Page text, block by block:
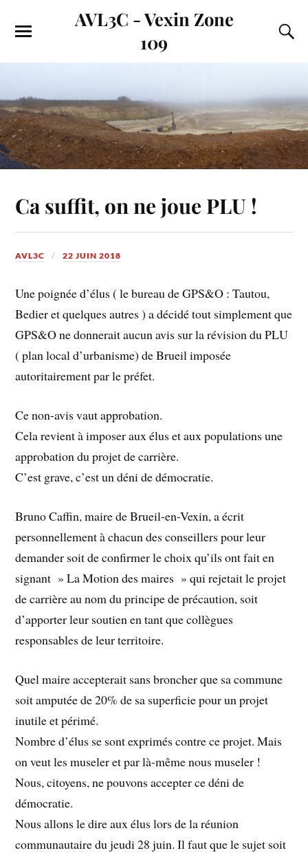
AVL3C - Vexin Zone
109
Ca suffit, on ne joue PLU !
AVL3C 22 JUIN 2018
Une poignée d’élus ( le bureau de GPS&O : Tautou,
Bedier et quelques autres ) a décidé tout simplement que
GPS&O ne donnerait aucun avis sur la révision du PLU
( plan local d’urbanisme) de Brueil imposée
autoritairement par le préfet.
Ce non-avis vaut approbation.
Cela revient à imposer aux élus et aux populations une
approbation du projet de carrière.
C’est grave, c’est un déni de démocratie.
Bruno Caffin, maire de Brueil-en-Vexin, a écrit
personnellement à chacun des conseillers pour leur
demander soit de confirmer le choix qu’ils ont fait en
signant » La Motion des maires » qui rejetait le projet
de carrière au nom du principe de précaution, soit
d’apporter leur soutien en tant que collègues
responsables de leur territoire.
Quel maire accepterait sans broncher que sa commune
soit amputée de 20% de sa superficie pour un projet
inutile et périmé.
Nombre d’élus se sont exprimés contre ce projet. Mais
on veut les museler et par là-même nous museler !
Nous, citoyens, ne pouvons accepter ce déni de
démocratie.
Nous allons le dire aux élus lors de la réunion
communautaire du jeudi 28 juin. Il faut que le sujet soit